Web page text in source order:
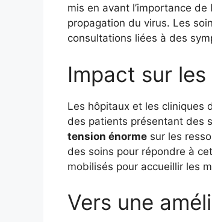
mis en avant l’importance
propagation du virus. Les
consultations liées à des
Impact sur
Les hôpitaux et les cliniques
des patients présentant des
tension énorme sur les
des soins pour répondre à
mobilisés pour accueillir les
Vers une